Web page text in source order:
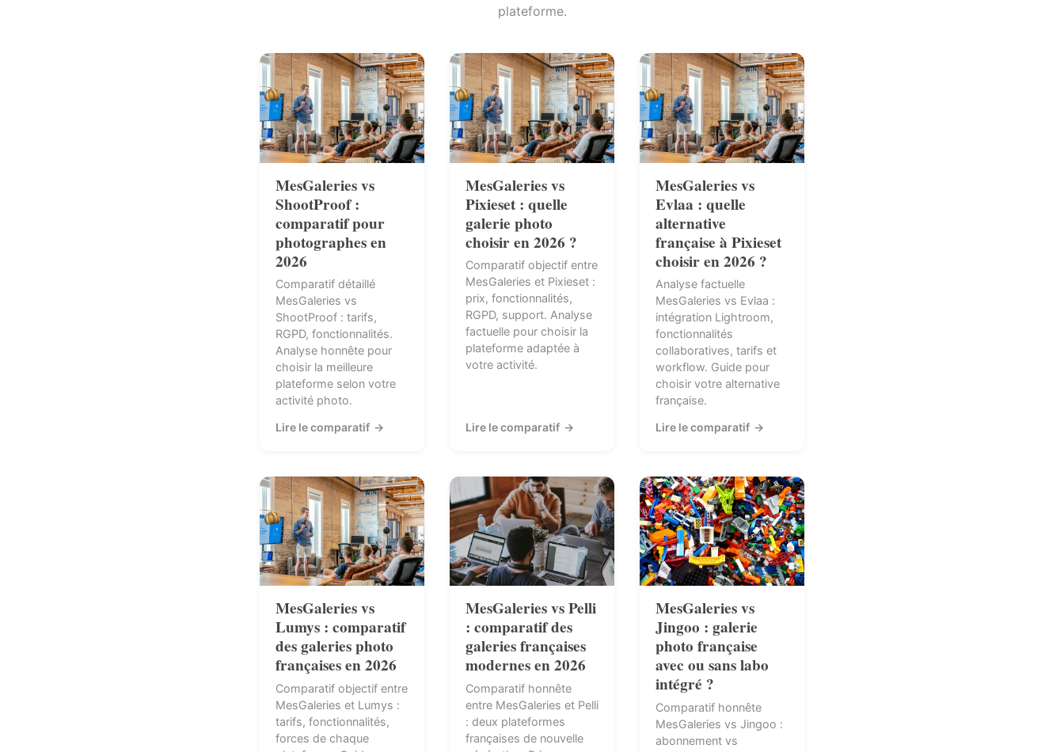
plateforme.
MesGaleries vs
ShootProof :
comparatif pour
photographes en
2026
Comparatif détaillé
MesGaleries vs
ShootProof : tarifs,
RGPD, fonctionnalités.
Analyse honnête pour
choisir la meilleure
plateforme selon votre
activité photo.
Lire le comparatif →
MesGaleries vs
Pixieset : quelle
galerie photo
choisir en 2026 ?
Comparatif objectif entre
MesGaleries et Pixieset :
prix, fonctionnalités,
RGPD, support. Analyse
factuelle pour choisir la
plateforme adaptée à
votre activité.
Lire le comparatif →
MesGaleries vs
Evlaa : quelle
alternative
française à Pixieset
choisir en 2026 ?
Analyse factuelle
MesGaleries vs Evlaa :
intégration Lightroom,
fonctionnalités
collaboratives, tarifs et
workflow. Guide pour
choisir votre alternative
française.
Lire le comparatif →
MesGaleries vs
Lumys : comparatif
des galeries photo
françaises en 2026
Comparatif objectif entre
MesGaleries et Lumys :
tarifs, fonctionnalités,
forces de chaque
MesGaleries vs Pelli
: comparatif des
galeries françaises
modernes en 2026
Comparatif honnête
entre MesGaleries et Pelli
: deux plateformes
françaises de nouvelle
MesGaleries vs
Jingoo : galerie
photo française
avec ou sans labo
intégré ?
Comparatif honnête
MesGaleries vs Jingoo :
abonnement vs